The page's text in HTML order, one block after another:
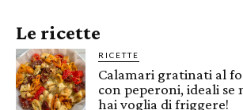
Le ricette
RICETTE
Calamari gratinati al
con peperoni, ideali se
hai voglia di friggere!